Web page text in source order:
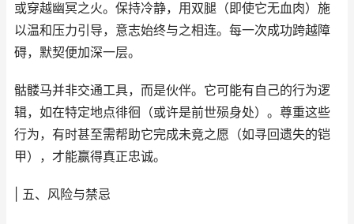
或穿越幽冥之火。保持冷静，用双腿（即使它无血肉）施
以温和压力引导，意志始终与之相连。每一次成功跨越障
碍，默契便加深一层。
骷髅马并非交通工具，而是伙伴。它可能有自己的行为逻
辑，如在特定地点徘徊（或许是前世殒身处）。尊重这些
行为，有时甚至需帮助它完成未竟之愿（如寻回遗失的铠
甲），才能赢得真正忠诚。
| 五、风险与禁忌